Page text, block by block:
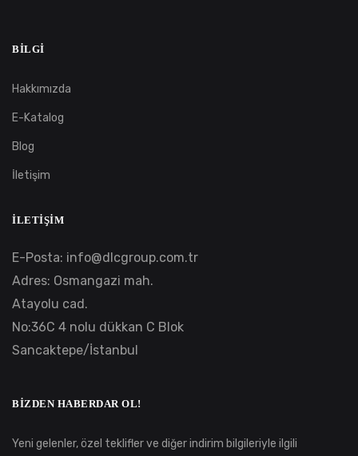
BILGI
Hakkımızda
E-Katalog
Blog
İletişim
İLETIŞIM
E-Posta: info@dlcgroup.com.tr
Adres: Osmangazi mah.
Atayolu cad.
No:36C 4 nolu dükkan C Blok
Sancaktepe/İstanbul
BIZDEN HABERDAR OL!
Yeni gelenler, özel teklifler ve diğer indirim bilgileriyle ilgili